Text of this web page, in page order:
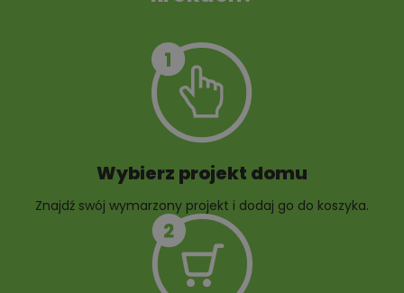
10 projektów małej
10 projektów rabat
Wybierz projekt domu
Znajdź swój wymarzony projekt i dodaj go do koszyka.